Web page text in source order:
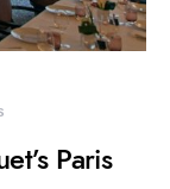
Paris